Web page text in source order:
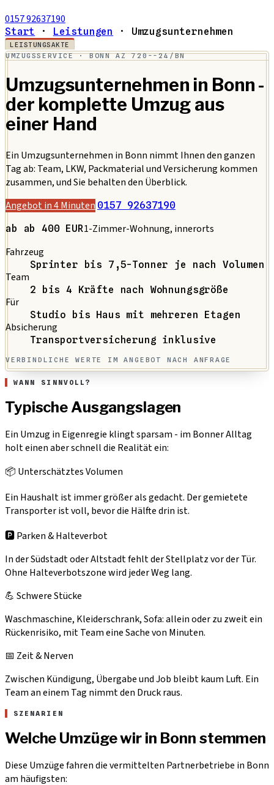
0157 92637190
Start · Leistungen · Umzugsunternehmen
LEISTUNGSAKTE
UMZUGSSERVICE · BONN AZ 720--24/BN
Umzugsunternehmen in Bonn -
der komplette Umzug aus
einer Hand
Ein Umzugsunternehmen in Bonn nimmt Ihnen den ganzen
Tag ab: Team, LKW, Packmaterial und Versicherung kommen
zusammen, und Sie behalten den Überblick.
Angebot in 4 Minuten 0157 92637190
ab ab 400 EUR1-Zimmer-Wohnung, innerorts
Fahrzeug
Sprinter bis 7,5-Tonner je nach Volumen
Team
2 bis 4 Kräfte nach Wohnungsgröße
Für
Studio bis Haus mit mehreren Etagen
Absicherung
Transportversicherung inklusive
VERBINDLICHE WERTE IM ANGEBOT NACH ANFRAGE
WANN SINNVOLL?
Typische Ausgangslagen
Ein Umzug in Eigenregie klingt sparsam - im Bonner Alltag
holt einen aber schnell die Realität ein:
📦 Unterschätztes Volumen
Ein Haushalt ist immer größer als gedacht. Der gemietete
Transporter ist voll, bevor die Hälfte drin ist.
🅿️ Parken & Halteverbot
In der Südstadt oder Altstadt fehlt der Stellplatz vor der Tür.
Ohne Halteverbotszone wird jeder Weg lang.
💪 Schwere Stücke
Waschmaschine, Kleiderschrank, Sofa: allein oder zu zweit ein
Rückenrisiko, mit Team eine Sache von Minuten.
📅 Zeit & Nerven
Zwischen Kündigung, Übergabe und Job bleibt kaum Luft. Ein
Team an einem Tag nimmt den Druck raus.
SZENARIEN
Welche Umzüge wir in Bonn stemmen
Diese Umzüge fahren die vermittelten Partnerbetriebe in Bonn
am häufigsten: